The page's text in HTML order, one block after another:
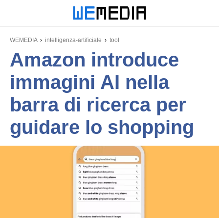
WEMEDIA intelligenza-artificiale tool
Amazon introduce
immagini AI nella
barra di ricerca per
guidare lo shopping